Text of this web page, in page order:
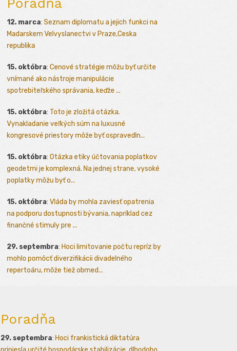
12. marca: Seznam diplomatu a jejich funkci na
Madarskem Velvyslanectvi v Praze,Ceska
republika
15. októbra: Cenové stratégie môžu byť určite
vnímané ako nástroje manipulácie
spotrebiteľského správania, keďže ...
15. októbra: Toto je zložitá otázka.
Vynakladanie veľkých súm na luxusné
kongresové priestory môže byť ospravedln...
15. októbra: Otázka etiky účtovania poplatkov
geodetmi je komplexná. Na jednej strane, vysoké
poplatky môžu byť o...
15. októbra: Vláda by mohla zaviesť opatrenia
na podporu dostupnosti bývania, napríklad cez
finančné stimuly pre ...
29. septembra: Hoci limitovanie počtu repríz by
mohlo pomôcť diverzifikácii divadelného
repertoáru, môže tiež obmed...
Poradňa
29. septembra: Hoci frankistická diktatúra